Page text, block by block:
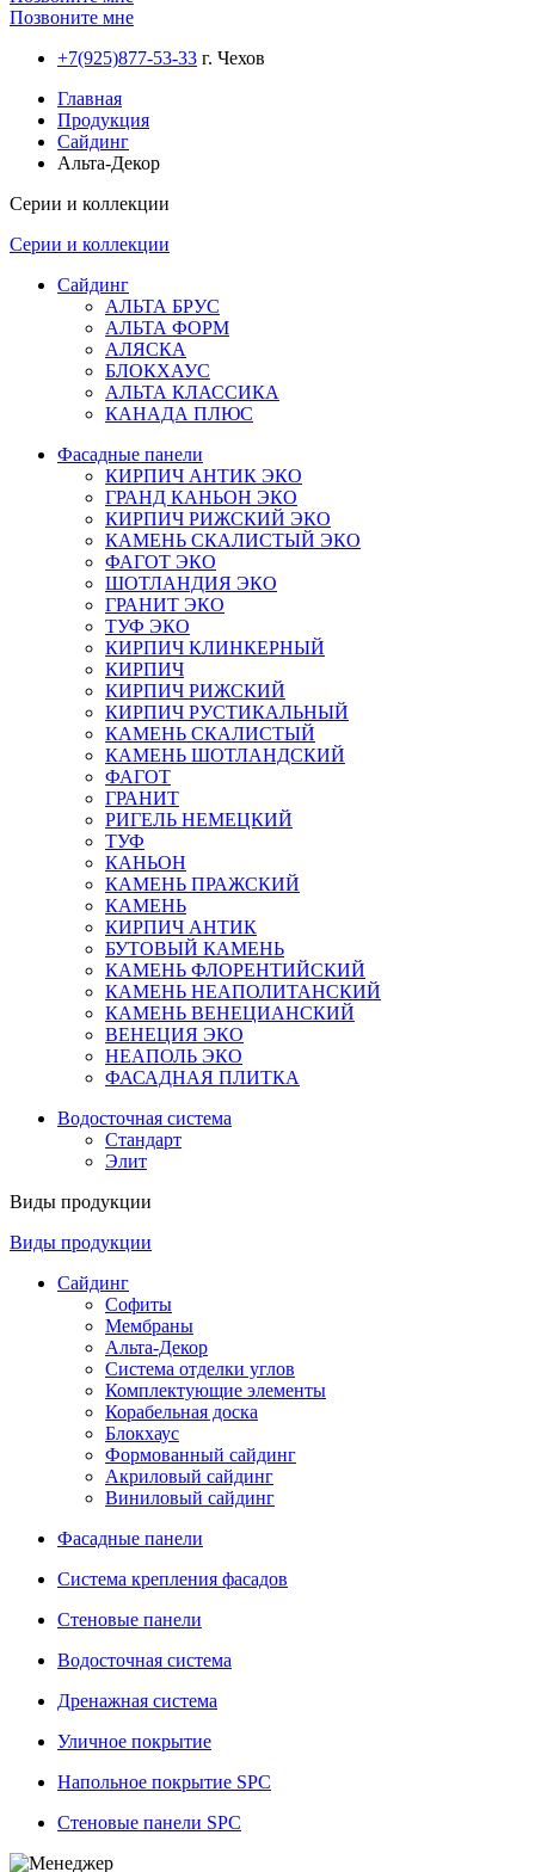
Позвоните мне
+7(925)877-53-33 г. Чехов
Главная
Продукция
Сайдинг
Альта-Декор
Серии и коллекции
Серии и коллекции
Сайдинг
АЛЬТА БРУС
АЛЬТА ФОРМ
АЛЯСКА
БЛОКХАУС
АЛЬТА КЛАССИКА
КАНАДА ПЛЮС
Фасадные панели
КИРПИЧ АНТИК ЭКО
ГРАНД КАНЬОН ЭКО
КИРПИЧ РИЖСКИЙ ЭКО
КАМЕНЬ СКАЛИСТЫЙ ЭКО
ФАГОТ ЭКО
ШОТЛАНДИЯ ЭКО
ГРАНИТ ЭКО
ТУФ ЭКО
КИРПИЧ КЛИНКЕРНЫЙ
КИРПИЧ
КИРПИЧ РИЖСКИЙ
КИРПИЧ РУСТИКАЛЬНЫЙ
КАМЕНЬ СКАЛИСТЫЙ
КАМЕНЬ ШОТЛАНДСКИЙ
ФАГОТ
ГРАНИТ
РИГЕЛЬ НЕМЕЦКИЙ
ТУФ
КАНЬОН
КАМЕНЬ ПРАЖСКИЙ
КАМЕНЬ
КИРПИЧ АНТИК
БУТОВЫЙ КАМЕНЬ
КАМЕНЬ ФЛОРЕНТИЙСКИЙ
КАМЕНЬ НЕАПОЛИТАНСКИЙ
КАМЕНЬ ВЕНЕЦИАНСКИЙ
ВЕНЕЦИЯ ЭКО
НЕАПОЛЬ ЭКО
ФАСАДНАЯ ПЛИТКА
Водосточная система
Стандарт
Элит
Виды продукции
Виды продукции
Сайдинг
Софиты
Мембраны
Альта-Декор
Система отделки углов
Комплектующие элементы
Корабельная доска
Блокхаус
Формованный сайдинг
Акриловый сайдинг
Виниловый сайдинг
Фасадные панели
Система крепления фасадов
Стеновые панели
Водосточная система
Дренажная система
Уличное покрытие
Напольное покрытие SPC
Стеновые панели SPC